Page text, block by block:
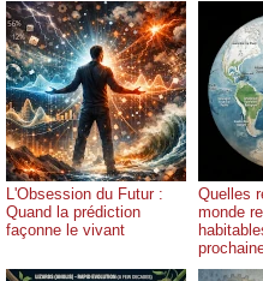
L'Obsession du Futur :
Quand la prédiction
façonne le vivant
Quelles
monde